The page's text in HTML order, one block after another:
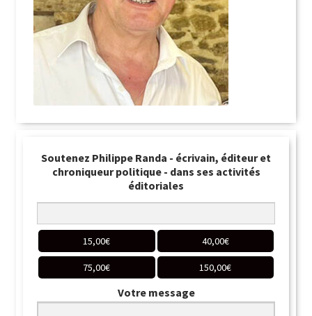
Soutenez Philippe Randa - écrivain, éditeur et
chroniqueur politique - dans ses activités
éditoriales
15,00€ 40,00€
75,00€ 150,00€
Votre message